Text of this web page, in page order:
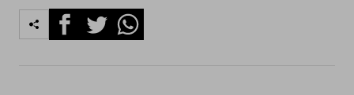
FacebookTwitterWhatsapp